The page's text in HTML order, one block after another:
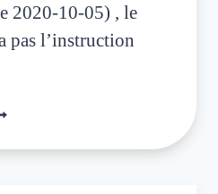
2020-10-05) , le
pas l’instruction